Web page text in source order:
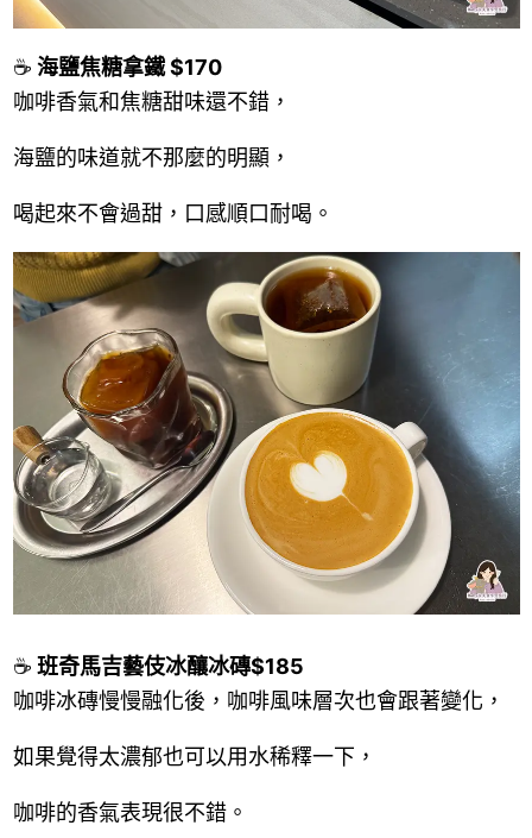
☕ 海鹽焦糖拿鐵 $170
咖啡香氣和焦糖甜味還不錯，
海鹽的味道就不那麼的明顯，
喝起來不會過甜，口感順口耐喝。
☕ 班奇馬吉藝伎冰釀冰磚$185
咖啡冰磚慢慢融化後，咖啡風味層次也會跟著變化，
如果覺得太濃郁也可以用水稀釋一下，
咖啡的香氣表現很不錯。